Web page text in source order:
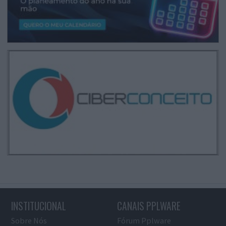
INSTITUCIONAL
Sobre Nós
CANAIS PPLWARE
Fórum Pplware